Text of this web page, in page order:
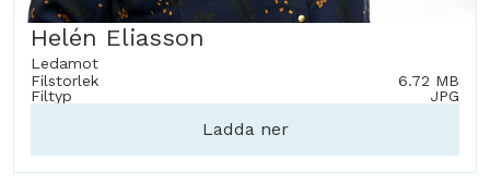
Helén Eliasson
Ledamot
Filstorlek
6.72 MB
Filtyp
JPG
Ladda ner